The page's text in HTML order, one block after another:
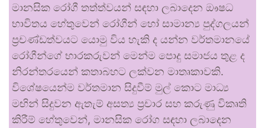
මානසික රෝගී තත්ත්වයන් සඳහා ලබාදෙන ඖෂධ
භාවිතය හේතුවෙන් රෝගීන් හෝ සාමාන්‍ය පුද්ගලයන්
ප්‍රචණ්ඩත්වයට යොමු විය හැකි ද යන්න වර්තමානයේ
රෝගීන්ගේ භාරකරුවන් මෙන්ම පොදු සමාජය තුළ ද
නිරන්තරයෙන් කතාබහට ලක්වන මාතෘකාවකි.
විශේෂයෙන්ම වර්තමාන සිදුවීම් මුල් කොට මාධ්‍ය
මඟින් සිදුවන ඇතැම් අසත්‍ය ප්‍රචාර සහ කරුණු විකෘති
කිරීම් හේතුවෙන්, මානසික රෝග සඳහා ලබාදෙන